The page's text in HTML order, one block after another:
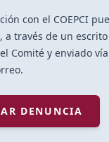
con el COEPCI
a través de un
Comité y enviado
DENUNCIA